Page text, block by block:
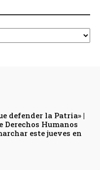
defender la Patria» |
Derechos Humanos
este jueves en